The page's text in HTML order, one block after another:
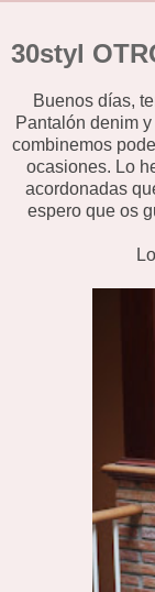
30styl
Buenos días,
Pantalón denim
combinemos
ocasiones. Lo
acordonadas
espero que os